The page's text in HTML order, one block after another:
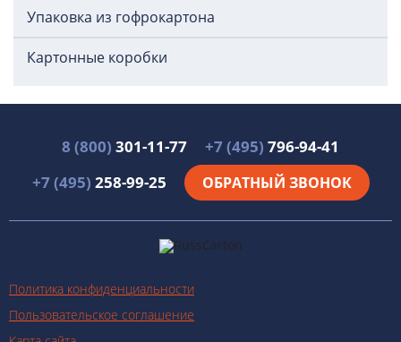
Упаковка из гофрокартона
Картонные коробки
8 (800) 301-11-77 +7 (495) 796-94-41
+7 (495) 258-99-25 ОБРАТНЫЙ ЗВОНОК
Политика конфиденциальности
Пользовательское соглашение